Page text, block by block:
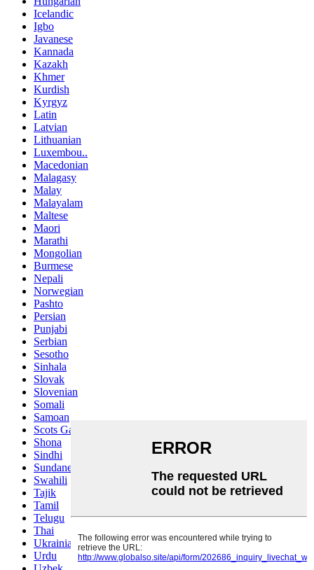
Icelandic
Igbo
Javanese
Kannada
Kazakh
Khmer
Kurdish
Kyrgyz
Latin
Latvian
Lithuanian
Luxembou..
Macedonian
Malagasy
Malay
Malayalam
Maltese
Maori
Marathi
Mongolian
Burmese
Nepali
Norwegian
Pashto
Persian
Punjabi
Serbian
Sesotho
Sinhala
Slovak
Slovenian
Somali
Samoan
Scots Gaelic
Shona
Sindhi
Sundanese
Swahili
Tajik
Tamil
Telugu
Thai
Ukrainian
Urdu